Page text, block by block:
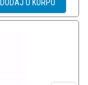
DODAJ U KORPU